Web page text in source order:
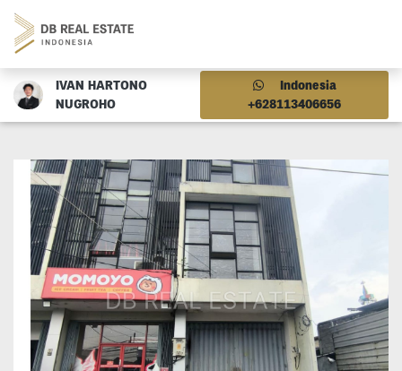
IVAN HARTONO
NUGROHO
Indonesia
+628113406656